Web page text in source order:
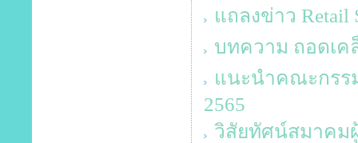
แถลงข่าว Retail
บทความ ถอดเค
แนะนำคณะกรร
2565
วิสัยทัศน์สมาคม